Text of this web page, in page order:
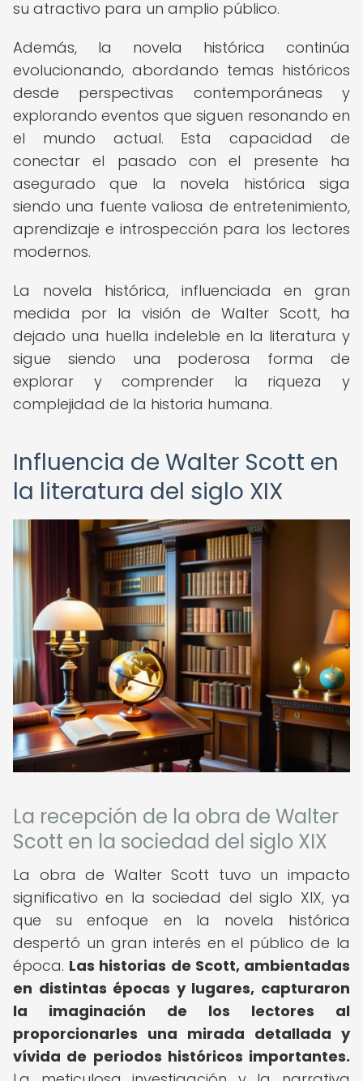
su atractivo para un amplio público.
Además, la novela histórica continúa
evolucionando, abordando temas históricos
desde perspectivas contemporáneas y
explorando eventos que siguen resonando en
el mundo actual. Esta capacidad de
conectar el pasado con el presente ha
asegurado que la novela histórica siga
siendo una fuente valiosa de entretenimiento,
aprendizaje e introspección para los lectores
modernos.
La novela histórica, influenciada en gran
medida por la visión de Walter Scott, ha
dejado una huella indeleble en la literatura y
sigue siendo una poderosa forma de
explorar y comprender la riqueza y
complejidad de la historia humana.
Influencia de Walter Scott en
la literatura del siglo XIX
La recepción de la obra de Walter
Scott en la sociedad del siglo XIX
La obra de Walter Scott tuvo un impacto
significativo en la sociedad del siglo XIX, ya
que su enfoque en la novela histórica
despertó un gran interés en el público de la
época. Las historias de Scott, ambientadas
en distintas épocas y lugares, capturaron
la imaginación de los lectores al
proporcionarles una mirada detallada y
vívida de periodos históricos importantes.